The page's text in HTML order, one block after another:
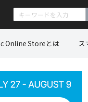
Online Storeとは ス